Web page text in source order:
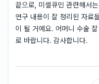
끝으로, 미셀큐민 관련해서
연구 내용이 잘 정리된 자료
이 될 거예요. 어머니 수술
로 바랍니다. 감사합니다.